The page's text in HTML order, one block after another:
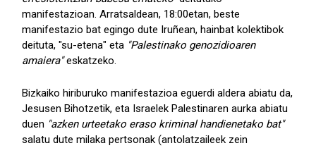
manifestazioan. Arratsaldean, 18:00etan, beste
manifestazio bat egingo dute Iruñean, hainbat kolektibok
deituta, "su-etena" eta "Palestinako genozidioaren
amaiera"eskatzeko.
Bizkaiko hiriburuko manifestazioa eguerdi aldera abiatu da,
Jesusen Bihotzetik, eta Israelek Palestinaren aurka abiatu
duen "azken urteetako eraso kriminal handienetako bat"
salatu dute milaka pertsonak (antolatzaileek zein